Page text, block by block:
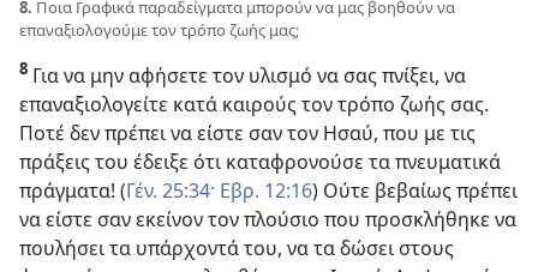
8. Ποια Γραφικά παραδείγματα μπορούν να μας βοηθούν να
επαναξιολογούμε τον τρόπο ζωής μας;
8 Για να μην αφήσετε τον υλισμό να σας πνίξει, να
επαναξιολογείτε κατά καιρούς τον τρόπο ζωής σας.
Ποτέ δεν πρέπει να είστε σαν τον Ησαύ, που με τις
πράξεις του έδειξε ότι καταφρονούσε τα πνευματικά
πράγματα! (Γέν. 25:34· Εβρ. 12:16) Ούτε βεβαίως πρέπει
να είστε σαν εκείνον τον πλούσιο που προσκλήθηκε να
πουλήσει τα υπάρχοντά του, να τα δώσει στους